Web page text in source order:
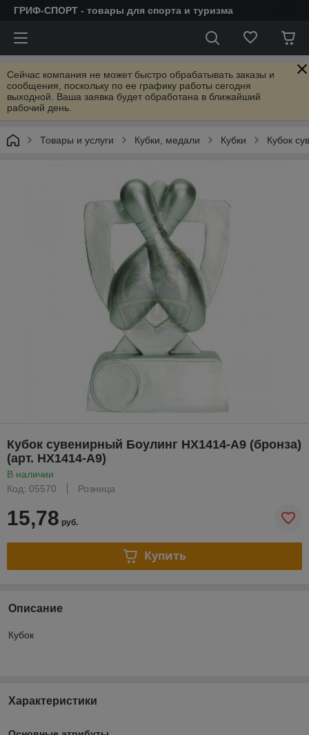
ГРИФ-СПОРТ - товары для спорта и туризма
Сейчас компания не может быстро обрабатывать заказы и
сообщения, поскольку по ее графику работы сегодня
выходной. Ваша заявка будет обработана в ближайший
рабочий день.
Товары и услуги Кубки, медали Кубки Кубок
Кубок сувенирный Боулинг HX1414-A9 (бронза)
(арт. HX1414-A9)
В наличии
Код: 05570
Розница
15,78 руб.
Купить
Описание
Кубок
Характеристики